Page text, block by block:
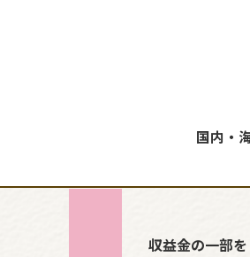
国内・
収益金の一部を